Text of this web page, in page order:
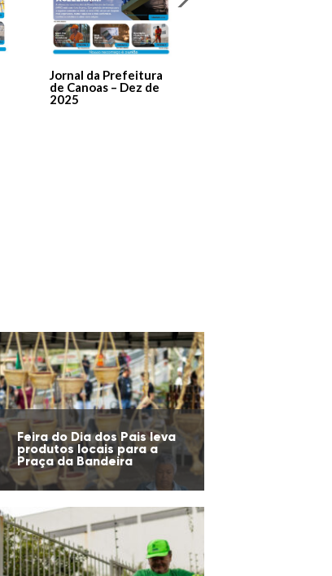
Jornal da Prefeitura
de Canoas – Dez de
2025
Feira do Dia dos Pais leva
produtos locais para a
Praça da Bandeira